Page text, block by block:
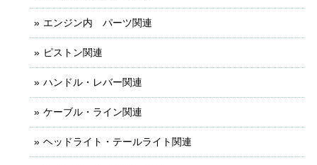
エンジン内 パーツ関連
ピストン関連
ハンドル・レバー関連
ケーブル・ライン関連
ヘッドライト・テールライト関連